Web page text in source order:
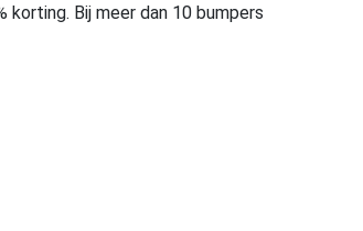
korting. Bij meer dan 10 bumpers